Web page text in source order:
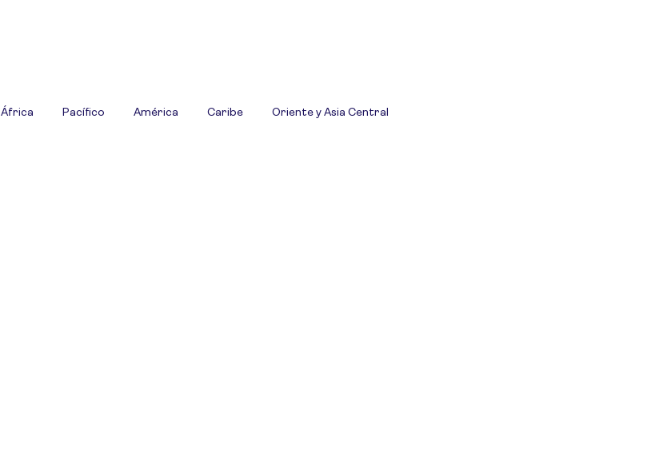
África Pacífico América Caribe Oriente y Asia Central